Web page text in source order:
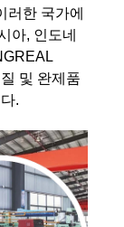
러한 국가에
아, 인도네
및 완제품
.